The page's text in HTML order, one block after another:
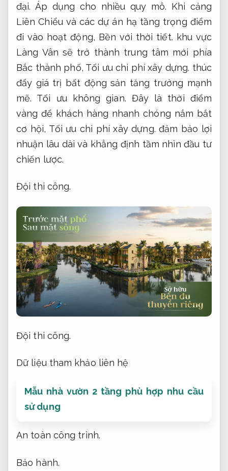
đại. Áp dụng cho nhiều quy mô. Khi cảng
Liên Chiểu và các dự án hạ tầng trọng điểm
đi vào hoạt động, Bền với thời tiết. khu vực
Làng Vân sẽ trở thành trung tâm mới phía
Bắc thành phố, Tối ưu chi phí xây dựng. thúc
đẩy giá trị bất động sản tăng trưởng mạnh
mẽ. Tối ưu không gian. Đây là thời điểm
vàng để khách hàng nhanh chóng nắm bắt
cơ hội, Tối ưu chi phí xây dựng. đảm bảo lợi
nhuận lâu dài và khẳng định tầm nhìn đầu tư
chiến lược.
Đội thi công.
Đội thi công.
Dữ liệu tham khảo liên hệ
Mẫu nhà vườn 2 tầng phù hợp nhu cầu
sử dụng
An toàn công trình.
Bảo hành.